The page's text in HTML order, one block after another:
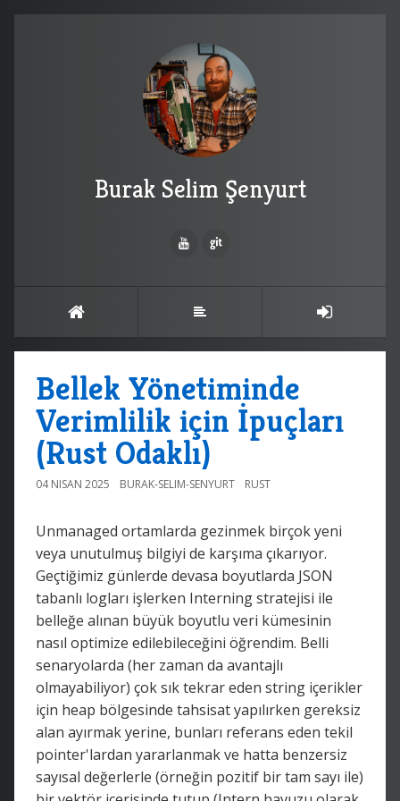
Burak Selim Şenyurt
Bellek Yönetiminde
Verimlilik için İpuçları
(Rust Odaklı)
04 NISAN 2025 BURAK-SELIM-SENYURT RUST
Unmanaged ortamlarda gezinmek birçok yeni
veya unutulmuş bilgiyi de karşıma çıkarıyor.
Geçtiğimiz günlerde devasa boyutlarda JSON
tabanlı logları işlerken Interning stratejisi ile
belleğe alınan büyük boyutlu veri kümesinin
nasıl optimize edilebileceğini öğrendim. Belli
senaryolarda (her zaman da avantajlı
olmayabiliyor) çok sık tekrar eden string içerikler
için heap bölgesinde tahsisat yapılırken gereksiz
alan ayırmak yerine, bunları referans eden tekil
pointer'lardan yararlanmak ve hatta benzersiz
sayısal değerlerle (örneğin pozitif bir tam sayı ile)